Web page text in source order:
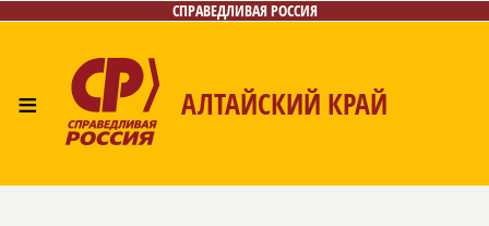
СПРАВЕДЛИВАЯ РОССИЯ
≡ АЛТАЙСКИЙ КРАЙ